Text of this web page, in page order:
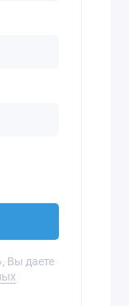
Вы даете